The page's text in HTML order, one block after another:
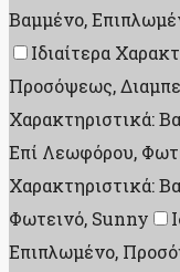
Βαμμένο,
Ιδιαίτερα
Προσόψεως,
Χαρακτηριστικά:
Επί Λεωφόρου,
Χαρακτηριστικά:
Φωτεινό, Sunny
Επιπλωμένο,